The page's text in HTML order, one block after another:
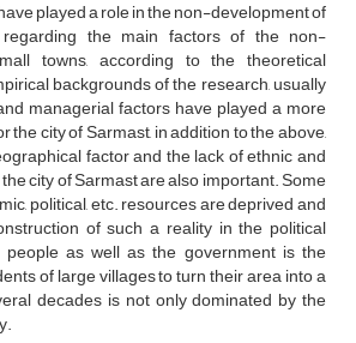
played a role in the non-development of
the main factors of the non-
towns, according to the theoretical
backgrounds of the research, usually
managerial factors have played a more
the city of Sarmast, in addition to the above,
factor and the lack of ethnic and
city of Sarmast are also important. Some
political, etc. resources are deprived and
of such a reality in the political
as well as the government is the
of large villages to turn their area into a
decades is not only dominated by the